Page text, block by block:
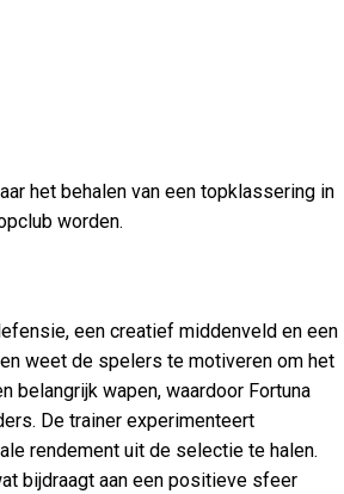
het behalen van een topklassering in
worden.
een creatief middenveld en een
weet de spelers te motiveren om het
wapen, waardoor Fortuna
De trainer experimenteert
rendement uit de selectie te halen.
bijdraagt aan een positieve sfeer